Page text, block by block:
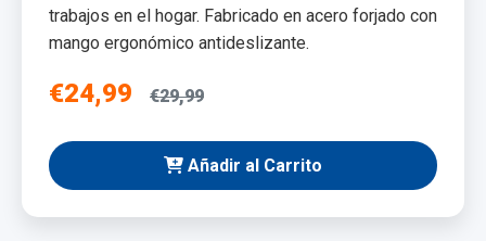
trabajos en el hogar. Fabricado en acero forjado con
mango ergonómico antideslizante.
€24,99 €29,99
Añadir al Carrito